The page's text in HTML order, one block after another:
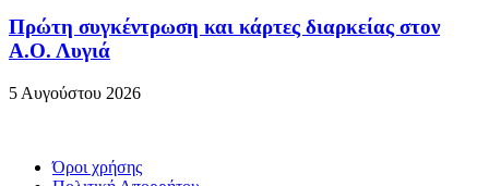
Πρώτη συγκέντρωση και κάρτες διαρκείας στον
Α.Ο. Λυγιά
5 Αυγούστου 2026
Όροι χρήσης